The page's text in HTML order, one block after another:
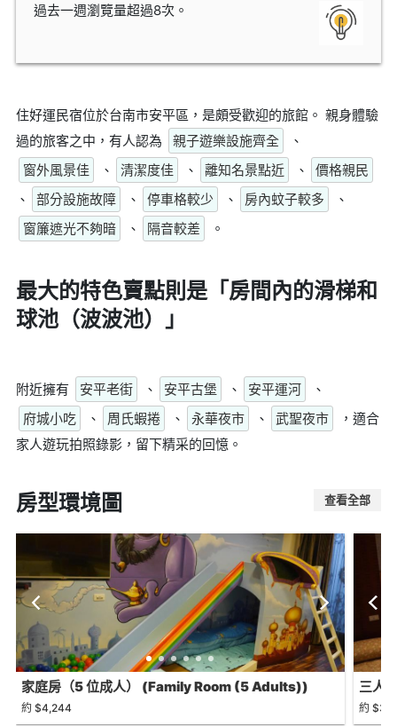
過去一週瀏覽量超過8次。
住好運民宿位於台南市安平區，是頗受歡迎的旅館。 親身體驗
過的旅客之中，有人認為
親子遊樂設施齊全
、
窗外風景佳
、 清潔度佳 、 離知名景點近 、
價格親民
、
部分設施故障 、 停車格較少 、 房內蚊子較多
、
窗簾遮光不夠暗
、 隔音較差 。
最大的特色賣點則是「房間內的滑梯和
球池（波波池）」
附近擁有 安平老街 、 安平古堡 、 安平運河
、
府城小吃
、 周氏蝦捲 、 永華夜市 、 武聖夜市
，適合
家人遊玩拍照錄影，留下精采的回憶。
房型環境圖 查看全部
家庭房（5 位成人） (Family Room (5 Adults))
約 $4,244
三人
約